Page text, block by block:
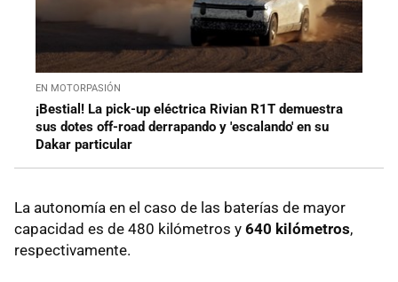
EN MOTORPASIÓN
¡Bestial! La pick-up eléctrica Rivian R1T demuestra
sus dotes off-road derrapando y 'escalando' en su
Dakar particular
La autonomía en el caso de las baterías de mayor
capacidad es de 480 kilómetros y 640 kilómetros,
respectivamente.